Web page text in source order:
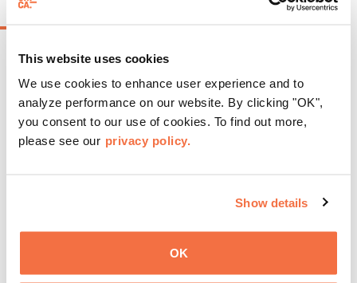
This website uses cookies
We use cookies to enhance user experience and to
analyze performance on our website. By clicking "OK",
you consent to our use of cookies. To find out more,
please see our privacy policy.
Show details
OK
EVENTOS EN CURSO